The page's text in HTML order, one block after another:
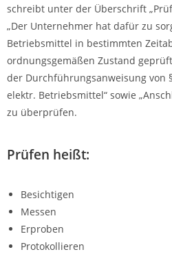
schreibt unter der Überschrift
„Der Unternehmer hat dafür zu
Betriebsmittel in bestimmten
ordnungsgemäßen Zustand
der Durchführungsanweisung von
elektr. Betriebsmittel“ sowie
zu überprüfen.
Prüfen heißt:
Besichtigen
Messen
Erproben
Protokollieren